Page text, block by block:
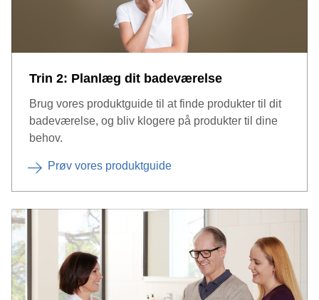
Trin 2: Planlæg dit badeværelse
Brug vores produktguide til at finde produkter til dit
badeværelse, og bliv klogere på produkter til dine
behov.
Prøv vores produktguide